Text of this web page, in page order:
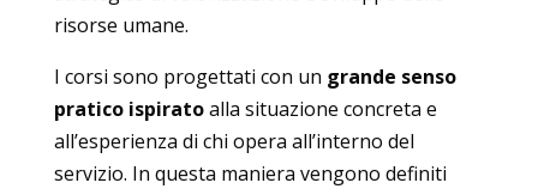
risorse umane.
I corsi sono progettati con un grande senso
pratico ispiratoalla situazione concreta e
all’esperienza di chi opera all’interno del
servizio. In questa maniera vengono definiti